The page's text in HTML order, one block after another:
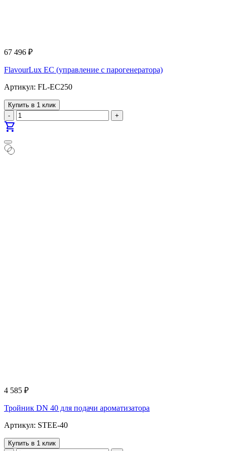
67 496 ₽
FlavourLux EC (управление с парогенератора)
Артикул: FL-EC250
Купить в 1 клик
-
+
shopping_cart
4 585 ₽
Тройник DN 40 для подачи ароматизатора
Артикул: STEE-40
Купить в 1 клик